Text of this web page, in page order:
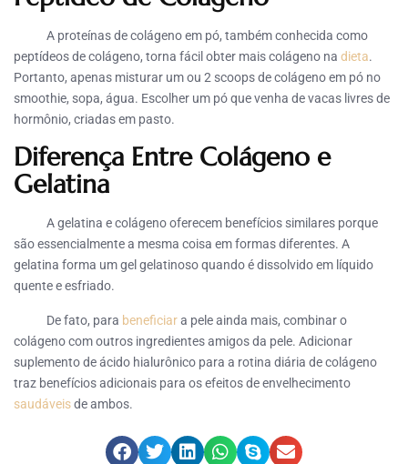
A proteínas de colágeno em pó, também conhecida como
peptídeos de colágeno, torna fácil obter mais colágeno na dieta.
Portanto, apenas misturar um ou 2 scoops de colágeno em pó no
smoothie, sopa, água. Escolher um pó que venha de vacas livres de
hormônio, criadas em pasto.
Diferença Entre Colágeno e
Gelatina
A gelatina e colágeno oferecem benefícios similares porque
são essencialmente a mesma coisa em formas diferentes. A
gelatina forma um gel gelatinoso quando é dissolvido em líquido
quente e esfriado.
De fato, para beneficiara pele ainda mais, combinar o
colágeno com outros ingredientes amigos da pele. Adicionar
suplemento de ácido hialurônico para a rotina diária de colágeno
traz benefícios adicionais para os efeitos de envelhecimento
saudáveisde ambos.